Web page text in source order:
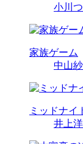
小川
家族ゲーム
中山
ミッドナイ
井上